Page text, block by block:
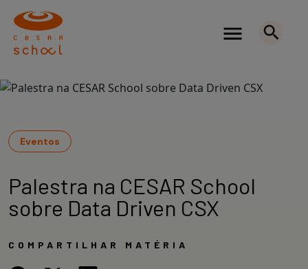
Eventos
Palestra na CESAR School
sobre Data Driven CSX
COMPARTILHAR MATÉRIA